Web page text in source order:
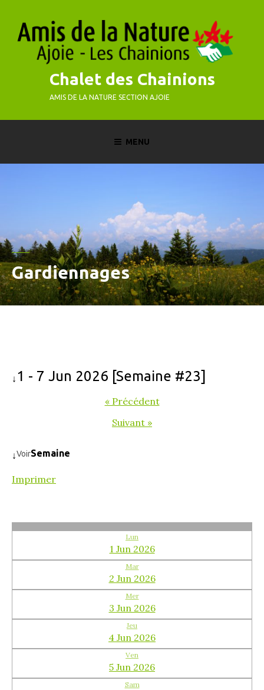
content
Chalet des Chainions
AMIS DE LA NATURE SECTION AJOIE
MENU
Gardiennages
↓ 1 - 7 Jun 2026 [Semaine #23]
« Précédent
Suivant »
↓VoirSemaine
Imprimer
Lun
1 Jun 2026
Mar
2 Jun 2026
Mer
3 Jun 2026
Jeu
4 Jun 2026
Ven
5 Jun 2026
Sam